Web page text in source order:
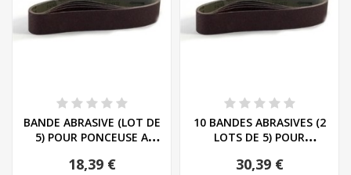
BANDE ABRASIVE (LOT DE
5) POUR PONCEUSE A
18,39 €
10 BANDES ABRASIVES (2
LOTS DE 5) POUR
30,39 €